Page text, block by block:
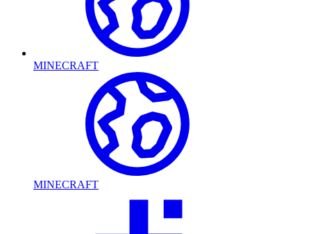
MINECRAFT
MINECRAFT